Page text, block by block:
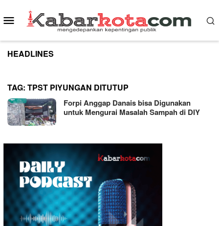
to
content
Mobile
Menu
HEADLINES
TAG: TPST PIYUNGAN DITUTUP
Forpi Anggap Danais bisa Digunakan
untuk Mengurai Masalah Sampah di DIY